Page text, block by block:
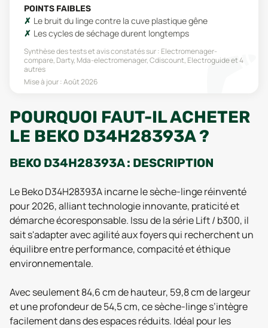
POINTS FAIBLES
Le bruit du linge contre la cuve plastique gêne
Les cycles de séchage durent longtemps
Synthèse des tests et avis constatés sur : Electromenager-
compare, Darty, Mda-electromenager, Cdiscount, Electroguideet 4
autres
Mise à jour :Août 2026
POURQUOI FAUT-IL ACHETER
LE BEKO D34H28393A ?
BEKO D34H28393A : DESCRIPTION
Le Beko D34H28393A incarne le sèche-linge réinventé
pour 2026, alliant technologie innovante, praticité et
démarche écoresponsable. Issu de la série Lift / b300, il
sait s'adapter avec agilité aux foyers qui recherchent un
équilibre entre performance, compacité et éthique
environnementale.
Avec seulement 84,6 cm de hauteur, 59,8 cm de largeur
et une profondeur de 54,5 cm, ce sèche-linge s’intègre
facilement dans des espaces réduits. Idéal pour les